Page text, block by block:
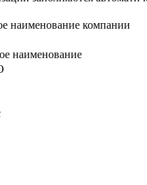
наименование компании
наименование